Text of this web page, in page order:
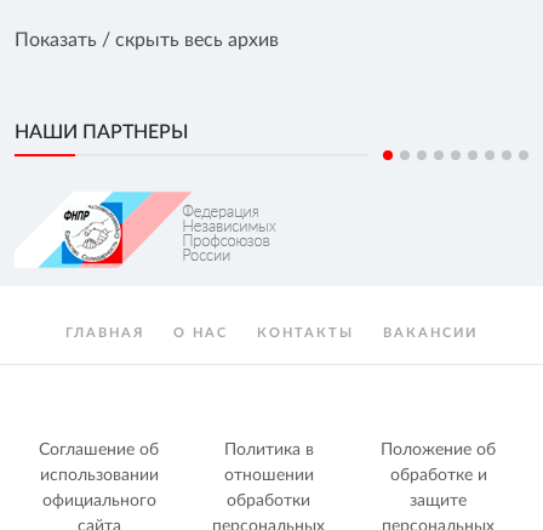
Показать / скрыть весь архив
НАШИ ПАРТНЕРЫ
ГЛАВНАЯ О НАС КОНТАКТЫ ВАКАНСИИ
Соглашение об
использовании
официального
сайта
Политика в
отношении
обработки
персональных
Положение об
обработке и
защите
персональных